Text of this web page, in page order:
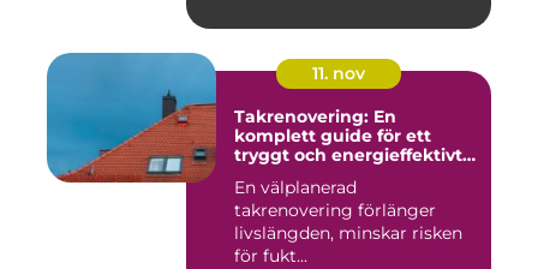
11. nov
Takrenovering: En
komplett guide för ett
tryggt och energieffektivt
En välplanerad
takrenovering förlänger
livslängden, minskar risken
för fukt...